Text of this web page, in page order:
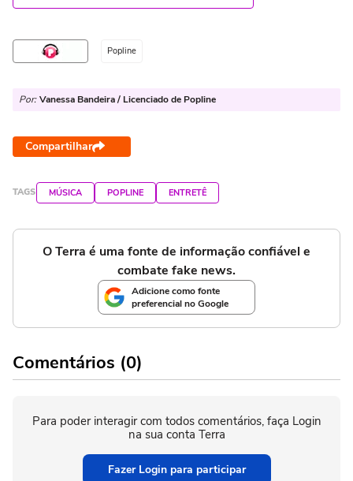
Popline
Por: Vanessa Bandeira / Licenciado de Popline
Compartilhar
TAGS MÚSICA POPLINE ENTRETÊ
O Terra é uma fonte de informação confiável e
combate fake news.
Adicione como fonte
preferencial no Google
Comentários (0)
Para poder interagir com todos comentários, faça Login
na sua conta Terra
Fazer Login para participar